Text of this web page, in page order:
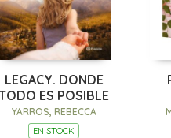
LEGACY. DONDE
ES POSIBLE
YARROS, REBECCA
EN STOCK